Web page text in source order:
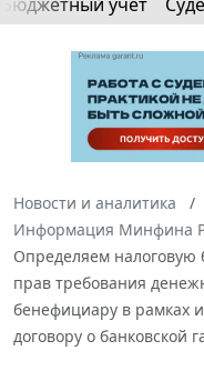
Новости и аналитика
Информация Минфина
Определяем налоговую
прав требования
бенефициару в рамках
договору о банковской